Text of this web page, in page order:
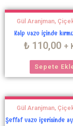
Gül Aranjman,
Kalp vazo içinde
₺ 110,00 +
Sepete
Gül Aranjman,
Şeffaf vazo içerisinde